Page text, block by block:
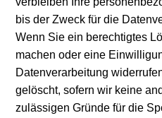
bis der Zweck für die
Wenn Sie ein berechtigtes
machen oder eine
Datenverarbeitung
gelöscht, sofern wir keine
zulässigen Gründe für die